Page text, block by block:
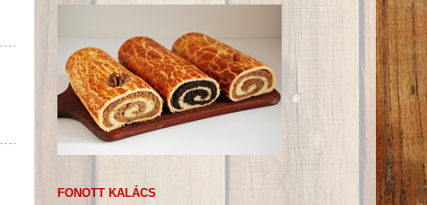
FONOTT KALÁCS